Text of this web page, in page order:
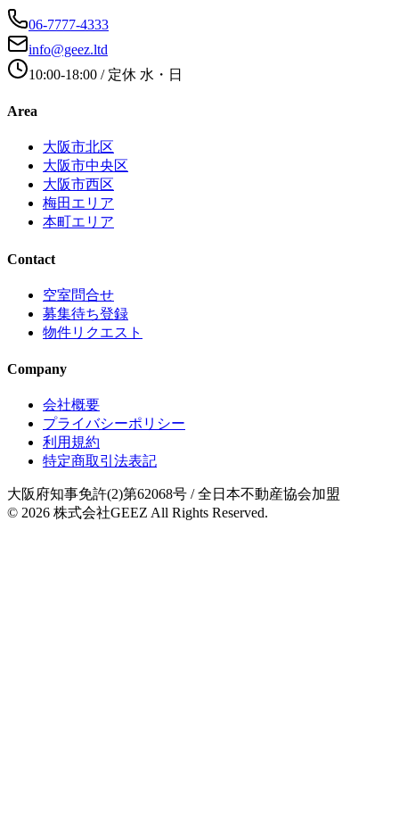
06-7777-4333
info@geez.ltd
10:00-18:00 / 定休 水・日
Area
大阪市北区
大阪市中央区
大阪市西区
梅田エリア
本町エリア
Contact
空室問合せ
募集待ち登録
物件リクエスト
Company
会社概要
プライバシーポリシー
利用規約
特定商取引法表記
大阪府知事免許(2)第62068号 / 全日本不動産協会加盟
© 2026 株式会社GEEZ All Rights Reserved.